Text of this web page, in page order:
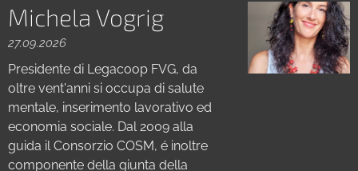
Michela Vogrig
27.09.2026
Presidente di Legacoop FVG, da
oltre vent'anni si occupa di salute
mentale, inserimento lavorativo ed
economia sociale. Dal 2009 alla
guida il Consorzio COSM, é inoltre
componente della giunta della